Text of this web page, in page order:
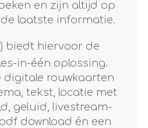
en zijn altijd op
laatste informatie.
biedt hiervoor de
in-één oplossing.
digitale rouwkaarten
tekst, locatie met
geluid, livestream-
download én een